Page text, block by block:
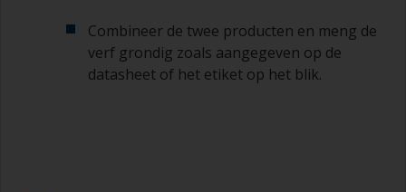
verdunner in een geschikte bak of pot, zodat u
deze kunt reinigen als de haren aan elkaar
beginnen te kleven door droging of verdikking
Combineer de twee producten en meng de
verf grondig zoals aangegeven op de
datasheet of het etiket op het blik.